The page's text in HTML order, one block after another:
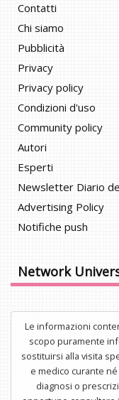
Contatti
Chi siamo
Pubblicità
Privacy
Privacy policy
Condizioni d'uso
Community policy
Autori
Esperti
Newsletter Diario
Advertising Policy
Notifiche push
Network
Le informazioni
scopo puramente
sostituirsi alla visita
e medico curante
diagnosi o